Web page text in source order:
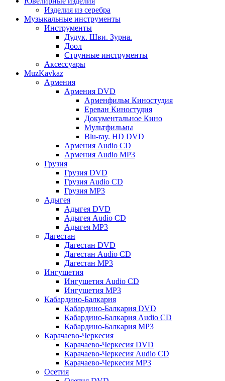
Изделия из серебра
Музыкальные инструменты
Инструменты
Дудук. Шви. Зурна.
Доол
Струнные инструменты
Аксессуары
MuzKavkaz
Армения
Армения DVD
Арменфильм Киностудия
Ереван Киностудия
Документальное Кино
Мультфильмы
Blu-ray. HD DVD
Армения Audio CD
Армения Audio MP3
Грузия
Грузия DVD
Грузия Audio CD
Грузия MP3
Адыгея
Адыгея DVD
Адыгея Audio CD
Адыгея MP3
Дагестан
Дагестан DVD
Дагестан Audio CD
Дагестан MP3
Ингушетия
Ингушетия Audio CD
Ингушетия MP3
Кабардино-Балкария
Кабардино-Балкария DVD
Кабардино-Балкария Audio CD
Кабардино-Балкария MP3
Карачаево-Черкесия
Карачаево-Черкесия DVD
Карачаево-Черкесия Audio CD
Карачаево-Черкесия MP3
Осетия